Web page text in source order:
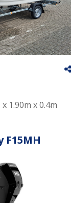
x 1.90m x 0.4m
F15MH